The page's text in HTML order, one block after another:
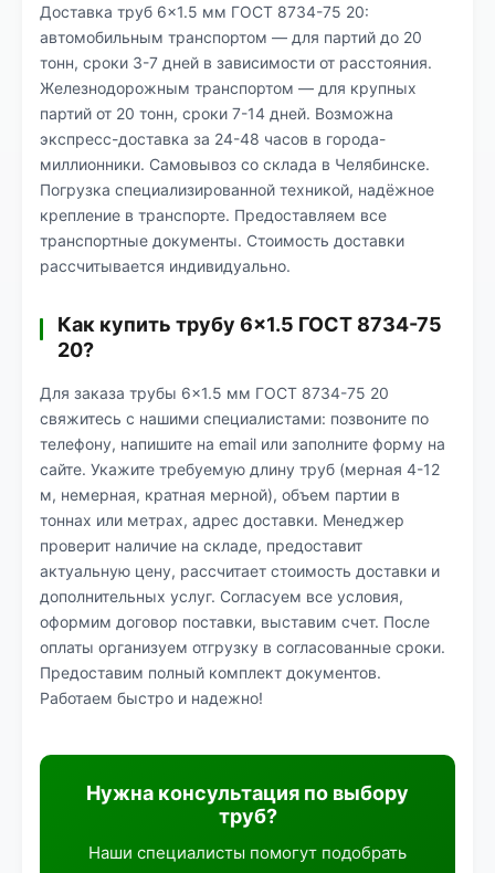
Доставка труб 6×1.5 мм ГОСТ 8734-75 20:
автомобильным транспортом — для партий до 20
тонн, сроки 3-7 дней в зависимости от расстояния.
Железнодорожным транспортом — для крупных
партий от 20 тонн, сроки 7-14 дней. Возможна
экспресс-доставка за 24-48 часов в города-
миллионники. Самовывоз со склада в Челябинске.
Погрузка специализированной техникой, надёжное
крепление в транспорте. Предоставляем все
транспортные документы. Стоимость доставки
рассчитывается индивидуально.
Как купить трубу 6×1.5 ГОСТ 8734-75
20?
Для заказа трубы 6×1.5 мм ГОСТ 8734-75 20
свяжитесь с нашими специалистами: позвоните по
телефону, напишите на email или заполните форму на
сайте. Укажите требуемую длину труб (мерная 4-12
м, немерная, кратная мерной), объем партии в
тоннах или метрах, адрес доставки. Менеджер
проверит наличие на складе, предоставит
актуальную цену, рассчитает стоимость доставки и
дополнительных услуг. Согласуем все условия,
оформим договор поставки, выставим счет. После
оплаты организуем отгрузку в согласованные сроки.
Предоставим полный комплект документов.
Работаем быстро и надежно!
Нужна консультация по выбору
труб?
Наши специалисты помогут подобрать